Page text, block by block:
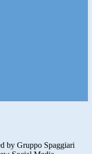
by Gruppo Spaggiari